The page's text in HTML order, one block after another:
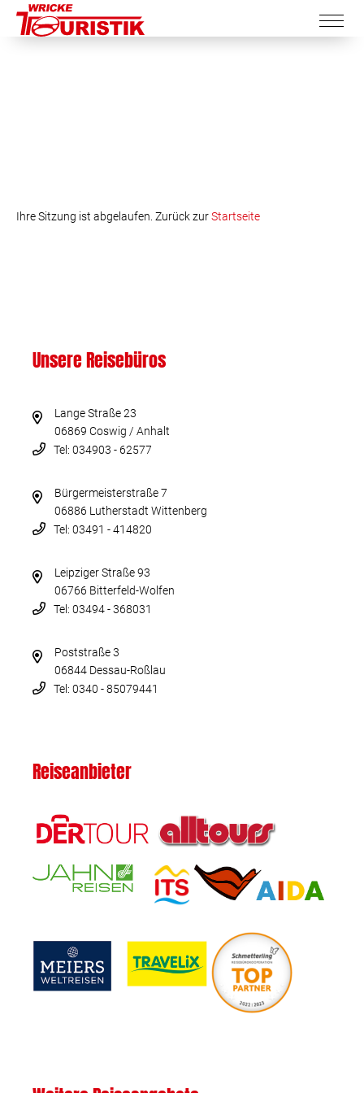
Ihre Sitzung ist abgelaufen. Zurück zurStartseite
Unsere Reisebüros
Lange Straße 23
06869 Coswig / Anhalt
Tel: 034903 - 62577
Bürgermeisterstraße 7
06886 Lutherstadt Wittenberg
Tel: 03491 - 414820
Leipziger Straße 93
06766 Bitterfeld-Wolfen
Tel: 03494 - 368031
Poststraße 3
06844 Dessau-Roßlau
Tel: 0340 - 85079441
Reiseanbieter